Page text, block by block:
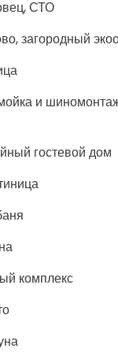
СТО
загородный
и
гостевой дом
комплекс